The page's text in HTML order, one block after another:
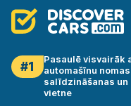
#1
Pasaulē visvairāk
automašīnu nomas
salīdzināšanas un
vietne